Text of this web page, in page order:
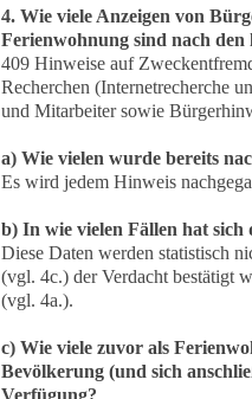
4. Wie viele Anzeigen von
Ferienwohnung sind nach den
409 Hinweise auf
Recherchen (Internetrecherche
und Mitarbeiter sowie
a) Wie vielen wurde bereits
Es wird jedem Hinweis
b) In wie vielen Fällen hat sich
Diese Daten werden statistisch
(vgl. 4c.) der Verdacht bestätigt
(vgl. 4a.).
c) Wie viele zuvor als
Bevölkerung (und sich
Verfügung?